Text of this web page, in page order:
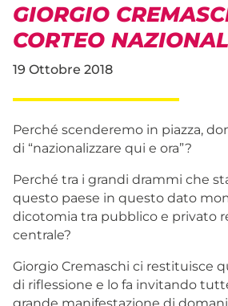
GIORGIO
CORTEO
19 Ottobre 2018
Perché scenderemo in piazza,
di “nazionalizzare qui e ora”?
Perché tra i grandi drammi che
questo paese in questo dato
dicotomia tra pubblico e privato
centrale?
Giorgio Cremaschi ci restituisce
di riflessione e lo fa invitando